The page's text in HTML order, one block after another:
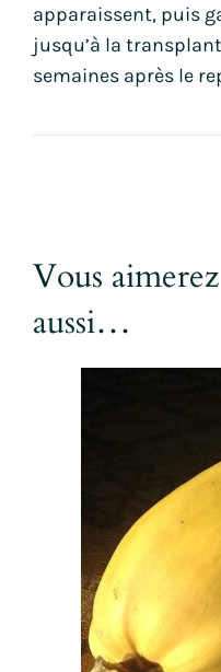
apparaissent, puis
jusqu’à la
semaines après le
Vous
aussi…